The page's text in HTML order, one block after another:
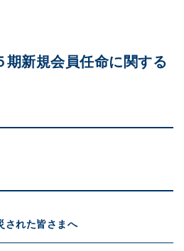
期新規会員任命に関する
された皆さまへ